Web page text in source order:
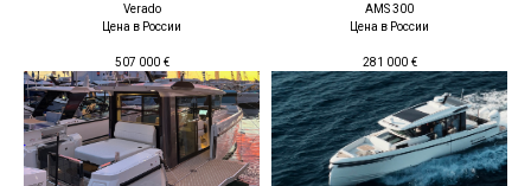
Verado
Цена в России
507 000 €
AMS 300
Цена в России
281 000 €